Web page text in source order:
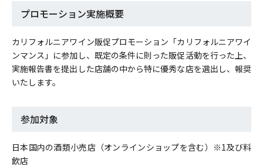
プロモーション実施概要
カリフォルニアワイン販促プロモーション「カリフォルニアワイ
ンマンス」に参加し、既定の条件に則った販促活動を行った上、
実施報告書を提出した店舗の中から特に優秀な店を選出し、報奨
いたします。
参加対象
日本国内の酒類小売店（オンラインショップを含む）※1及び料
飲店